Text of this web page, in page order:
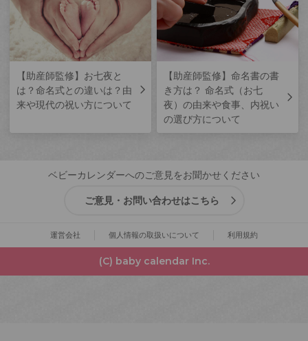
【助産師監修】お七夜と
は？命名式との違いは？由
来や現代の祝い方について
【助産師監修】命名書の書
き方は？ 命名式（お七
夜）の由来や食事、内祝い
の選び方について
ベビーカレンダーへのご意見をお聞かせください
ご意見・お問い合わせはこちら
運営会社 個人情報の取扱いについて 利用規約
(C) baby calendar Inc.